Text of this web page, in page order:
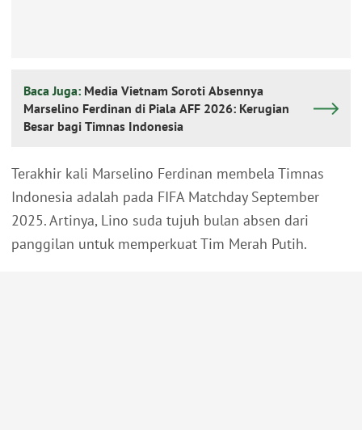
Baca Juga: Media Vietnam Soroti Absennya
Marselino Ferdinan di Piala AFF 2026: Kerugian
Besar bagi Timnas Indonesia
Terakhir kali Marselino Ferdinan membela Timnas
Indonesia adalah pada FIFA Matchday September
2025. Artinya, Lino suda tujuh bulan absen dari
panggilan untuk memperkuat Tim Merah Putih.